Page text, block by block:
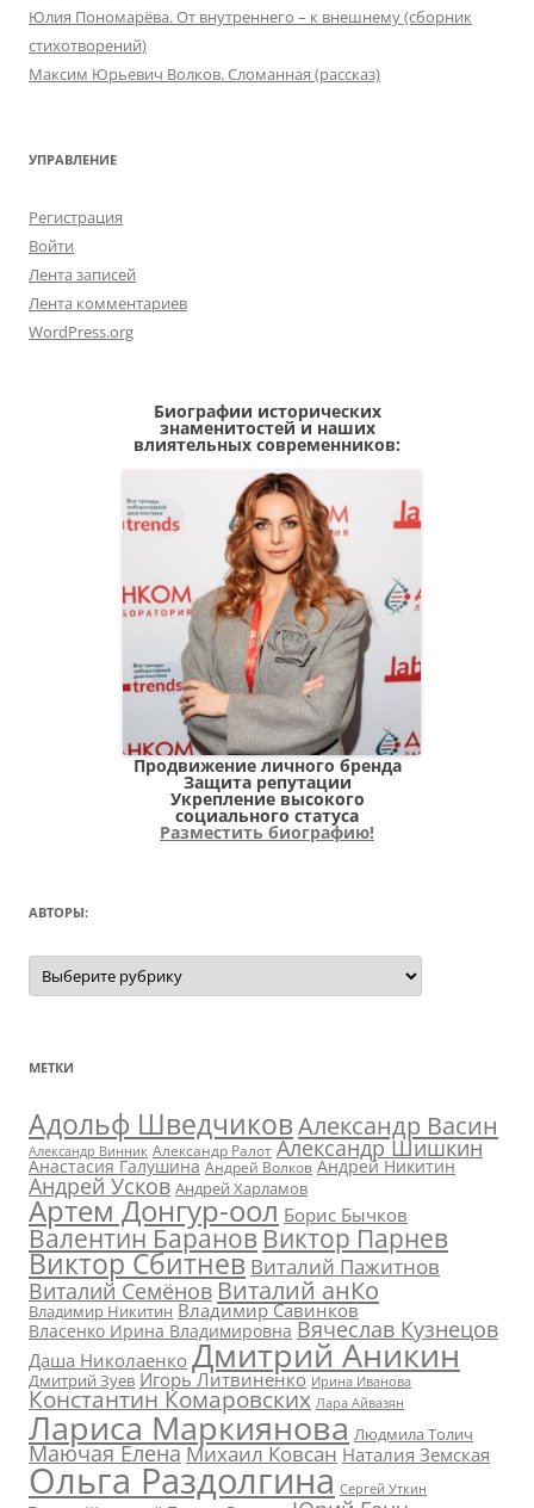
Юлия Пономарёва. От внутреннего – к внешнему (сборник
стихотворений)
Максим Юрьевич Волков. Сломанная (рассказ)
УПРАВЛЕНИЕ
Регистрация
Войти
Лента записей
Лента комментариев
WordPress.org
Биографии исторических
знаменитостей и наших
влиятельных современников:
Продвижение личного бренда
Защита репутации
Укрепление высокого
социального статуса
Разместить биографию!
АВТОРЫ:
Авторы:
МЕТКИ
Адольф ШведчиковАлександр Васин
Александр Винник Александр Ралот Александр Шишкин
Анастасия Галушина Андрей Волков Андрей Никитин
Андрей Усков Андрей Харламов
Артем Донгур-оол Борис Бычков
Валентин БарановВиктор Парнев
Виктор Сбитнев Виталий Пажитнов
Виталий СемёновВиталий анКо
Владимир Никитин Владимир Савинков
Власенко Ирина Владимировна Вячеслав Кузнецов
Даша Николаенко Дмитрий Аникин
Дмитрий Зуев Игорь Литвиненко Ирина Иванова
Константин Комаровских Лара Айвазян
Лариса Маркиянова Людмила Толич
Маючая ЕленаМихаил Ковсан Наталия Земская
Ольга Раздолгина Сергей Уткин